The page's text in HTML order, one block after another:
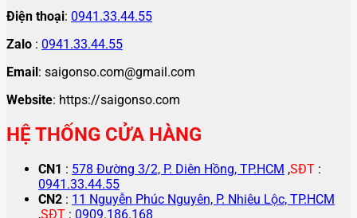
Điện thoại: 0941.33.44.55
Zalo : 0941.33.44.55
Email : saigonso.com@gmail.com
Website: https://saigonso.com
HỆ THỐNG CỬA HÀNG
CN1 : 578 Đường 3/2, P. Diên Hồng, TP.HCM ,SĐT :
0941.33.44.55
CN2 : 11 Nguyễn Phúc Nguyên, P. Nhiêu Lộc, TP.HCM
,SĐT : 0909.186.168